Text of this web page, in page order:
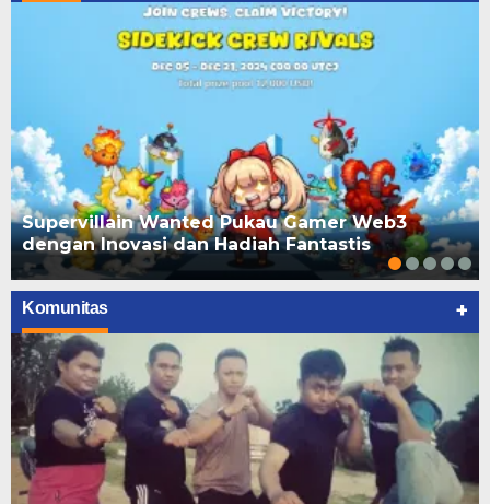
Supervillain Wanted Pukau Gamer Web3
dengan Inovasi dan Hadiah Fantastis
Komunitas +